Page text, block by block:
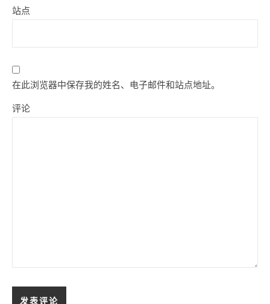
站点
在此浏览器中保存我的姓名、电子邮件和站点地址。
评论